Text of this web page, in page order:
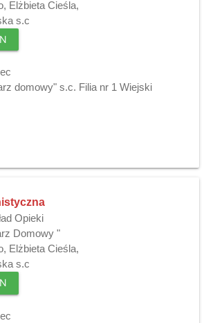
Elżbieta Cieśla,
s.c
domowy" s.c. Filia nr 1 Wiejski
Opieki
Domowy "
Elżbieta Cieśla,
s.c